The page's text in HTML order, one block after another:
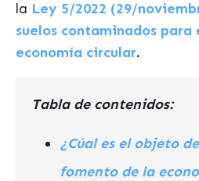
la Ley 5/2022 (29/
suelos contaminados
economía circular.
Tabla de contenidos:
¿Cúal es el objeto
fomento de la